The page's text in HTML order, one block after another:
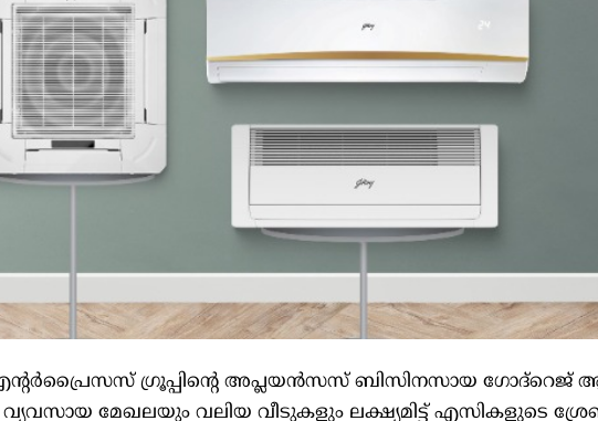
ഗ്രൂപ്പിന്റെ അപ്ലയൻസസ് ബിസിനസായ
മേഖലയും വലിയ വീടുകളും ലക്ഷ്യമിട്ട് എസികളുടെ